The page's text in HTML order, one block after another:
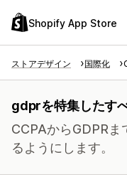
Shopify App Store
ストアデザイン 国際化
gdprを特集したす
CCPAからGDPR
るようにします。